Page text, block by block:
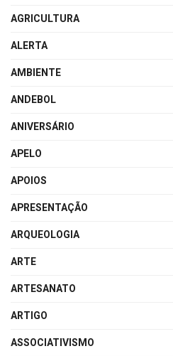
AGRICULTURA
ALERTA
AMBIENTE
ANDEBOL
ANIVERSÁRIO
APELO
APOIOS
APRESENTAÇÃO
ARQUEOLOGIA
ARTE
ARTESANATO
ARTIGO
ASSOCIATIVISMO